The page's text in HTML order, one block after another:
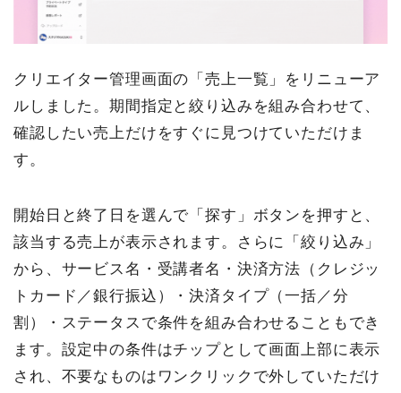
クリエイター管理画面の「売上一覧」をリニューア
ルしました。期間指定と絞り込みを組み合わせて、
確認したい売上だけをすぐに見つけていただけま
す。
開始日と終了日を選んで「探す」ボタンを押すと、
該当する売上が表示されます。さらに「絞り込み」
から、サービス名・受講者名・決済方法（クレジッ
トカード／銀行振込）・決済タイプ（一括／分
割）・ステータスで条件を組み合わせることもでき
ます。設定中の条件はチップとして画面上部に表示
され、不要なものはワンクリックで外していただけ